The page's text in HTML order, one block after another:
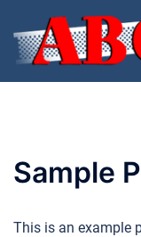
para
conteúdo
Sample
This is an example